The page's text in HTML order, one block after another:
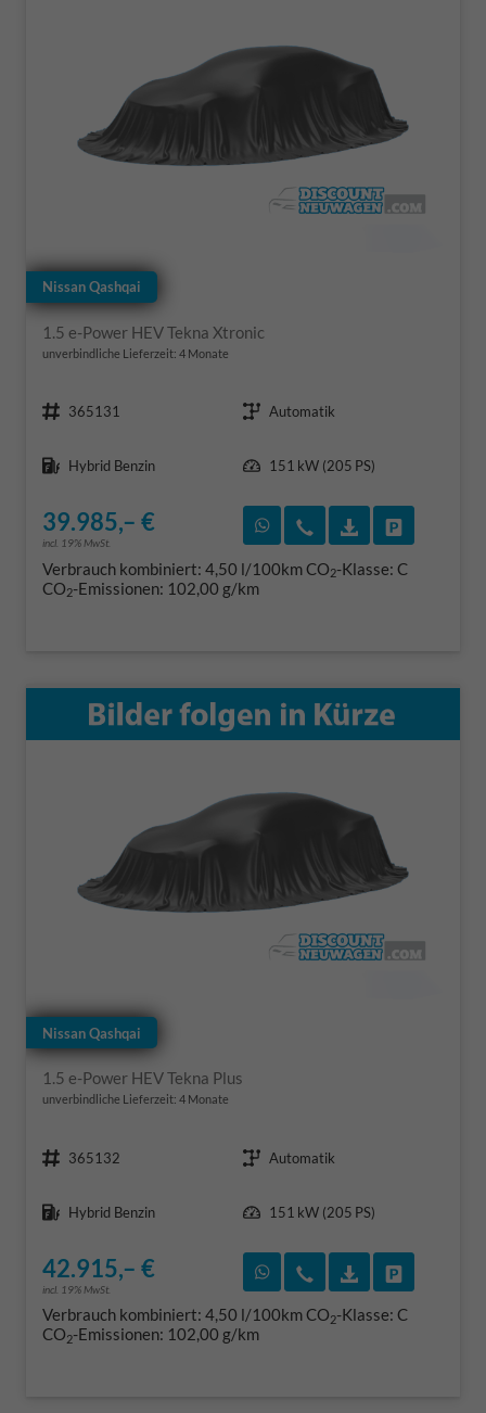
Nissan Qashqai
1.5 e-Power HEV Tekna Xtronic
unverbindliche Lieferzeit: 4 Monate
365131
Automatik
Hybrid Benzin
151 kW (205 PS)
39.985,– €
incl. 19% MwSt.
Rückruf vereinbaren
Wir rufen Sie an
Verbrauch kombiniert: 4,50 l/100kmCO2-Klasse: C
CO2-Emissionen: 102,00 g/km
Nissan Qashqai
1.5 e-Power HEV Tekna Plus
unverbindliche Lieferzeit: 4 Monate
365132
Automatik
Hybrid Benzin
151 kW (205 PS)
42.915,– €
incl. 19% MwSt.
Rückruf vereinbaren
Wir rufen Sie an
Verbrauch kombiniert: 4,50 l/100kmCO2-Klasse: C
CO2-Emissionen: 102,00 g/km